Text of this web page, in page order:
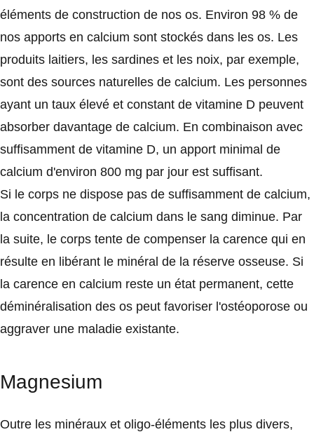
éléments de construction de nos os. Environ 98 % de
nos apports en calcium sont stockés dans les os. Les
produits laitiers, les sardines et les noix, par exemple,
sont des sources naturelles de calcium. Les personnes
ayant un taux élevé et constant de vitamine D peuvent
absorber davantage de calcium. En combinaison avec
suffisamment de vitamine D, un apport minimal de
calcium d'environ 800 mg par jour est suffisant.
Si le corps ne dispose pas de suffisamment de calcium,
la concentration de calcium dans le sang diminue. Par
la suite, le corps tente de compenser la carence qui en
résulte en libérant le minéral de la réserve osseuse. Si
la carence en calcium reste un état permanent, cette
déminéralisation des os peut favoriser l'ostéoporose ou
aggraver une maladie existante.
Magnesium
Outre les minéraux et oligo-éléments les plus divers,